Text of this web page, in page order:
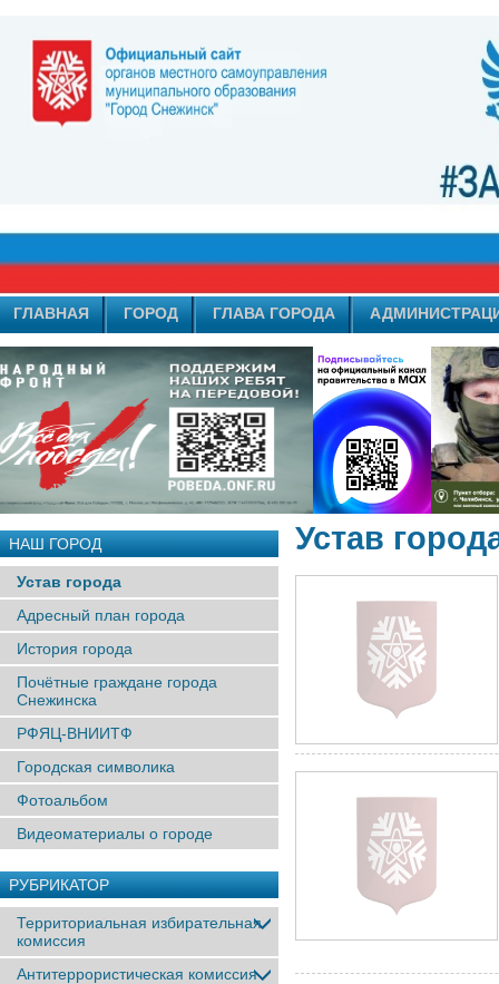
ГЛАВНАЯ ГОРОД ГЛАВА ГОРОДА
НАШ ГОРОД
Устав города
Адресный план города
История города
Почётные граждане города
Снежинска
РФЯЦ-ВНИИТФ
Городская символика
Фотоальбом
Видеоматериалы о городе
РУБРИКАТОР
Территориальная избирательная
комиссия
Антитеррористическая комиссия
Устав